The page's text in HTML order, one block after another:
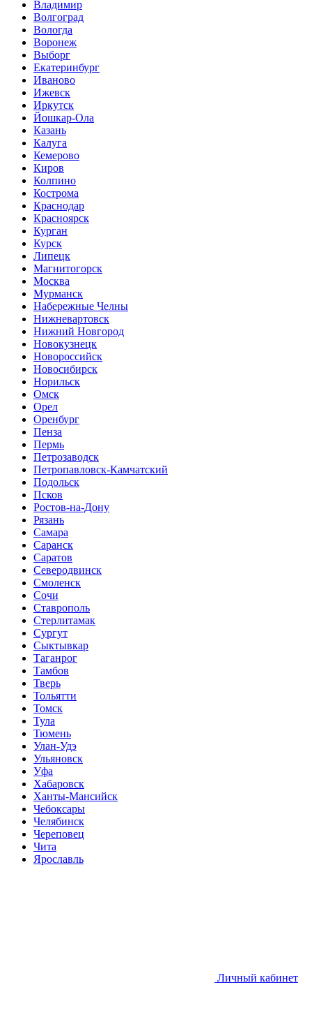
Владимир
Волгоград
Вологда
Воронеж
Выборг
Екатеринбург
Иваново
Ижевск
Иркутск
Йошкар-Ола
Казань
Калуга
Кемерово
Киров
Колпино
Кострома
Краснодар
Красноярск
Курган
Курск
Липецк
Магнитогорск
Москва
Мурманск
Набережные Челны
Нижневартовск
Нижний Новгород
Новокузнецк
Новороссийск
Новосибирск
Норильск
Омск
Орел
Оренбург
Пенза
Пермь
Петрозаводск
Петропавловск-Камчатский
Подольск
Псков
Ростов-на-Дону
Рязань
Самара
Саранск
Саратов
Северодвинск
Смоленск
Сочи
Ставрополь
Стерлитамак
Сургут
Сыктывкар
Таганрог
Тамбов
Тверь
Тольятти
Томск
Тула
Тюмень
Улан-Удэ
Ульяновск
Уфа
Хабаровск
Ханты-Мансийск
Чебоксары
Челябинск
Череповец
Чита
Ярославль
Личный кабинет